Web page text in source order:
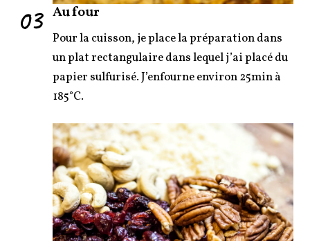
03 Au four
Pour la cuisson, je place la préparation dans
un plat rectangulaire dans lequel j’ai placé du
papier sulfurisé. J’enfourne environ 25min à
185°C.